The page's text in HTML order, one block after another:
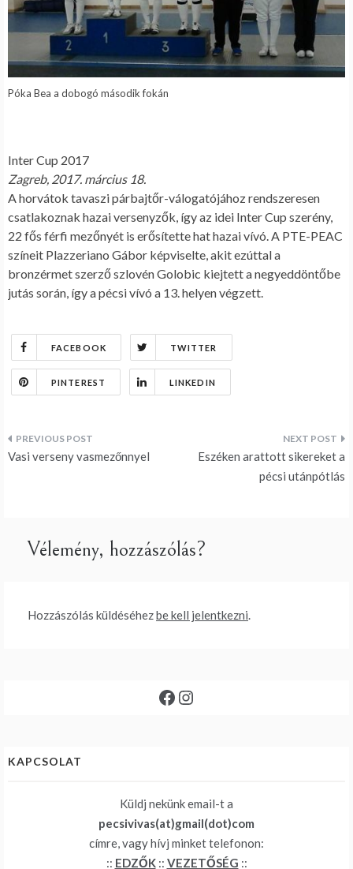
Póka Bea a dobogó második fokán
Inter Cup 2017
Zagreb, 2017. március 18.
A horvátok tavaszi párbajtőr-válogatójához rendszeresen
csatlakoznak hazai versenyzők, így az idei Inter Cup szerény,
22 fős férfi mezőnyét is erősítette hat hazai vívó. A PTE-PEAC
színeit Plazzeriano Gábor képviselte, akit ezúttal a
bronzérmet szerző szlovén Golobic kiejtett a negyeddöntőbe
jutás során, így a pécsi vívó a 13. helyen végzett.
FACEBOOK TWITTER
PINTEREST LINKEDIN
Bejegyzés
Vasi verseny vasmezőnnyel
Eszéken arattott sikereket a
pécsi utánpótlás
Vélemény, hozzászólás?
Hozzászólás küldéséhezbe kell jelentkezni.
Facebook
Instagram
KAPCSOLAT
Küldj nekünk email-t a
pecsivivas(at)gmail(dot)com
címre, vagy hívj minket telefonon:
:: EDZŐK:: VEZETŐSÉG ::